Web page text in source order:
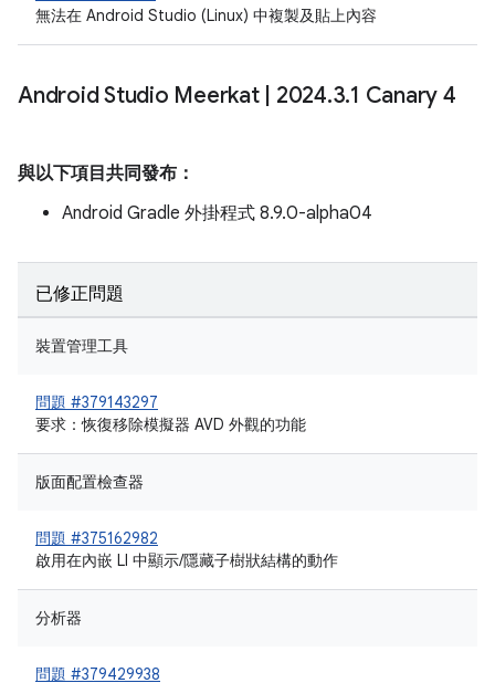
無法在 Android Studio (Linux) 中複製及貼上內容
Android Studio Meerkat 2024.3.1 Canary 4
與以下項目共同發布：
Android Gradle 外掛程式 8.9.0-alpha04
已修正問題
裝置管理工具
問題 #379143297
要求：恢復移除模擬器 AVD 外觀的功能
版面配置檢查器
問題 #375162982
啟用在內嵌 LI 中顯示/隱藏子樹狀結構的動作
分析器
問題 #379429938